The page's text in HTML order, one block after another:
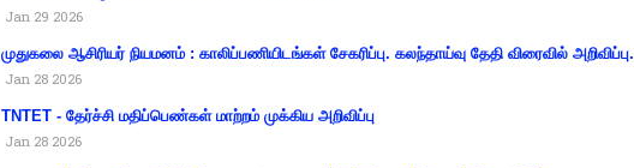
Jan 29 2026
முதுகலை ஆசிரியர் நியமனம் : காலிப்பணியிடங்கள் சேகரிப்பு. கலந்தாய்வு தேதி விரைவில் அறிவிப்பு.
Jan 28 2026
TNTET - தேர்ச்சி மதிப்பெண்கள் மாற்றம் முக்கிய அறிவிப்பு
Jan 28 2026